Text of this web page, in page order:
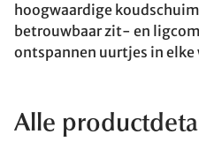
hoogwaardige
betrouwbaar zit- en
ontspannen uurtjes in elke
Alle